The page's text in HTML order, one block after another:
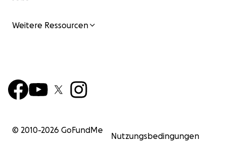
Weitere Ressourcen
© 2010-2026 GoFundMe
Nutzungsbedingungen